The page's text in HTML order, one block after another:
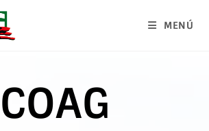
MENÚ
COAG